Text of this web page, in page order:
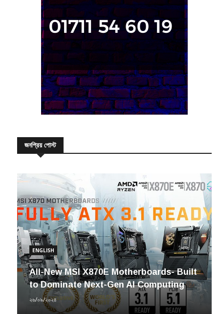
জনপ্রিয় পোস্ট
ENGLISH
All-New MSI X870E Motherboards- Built
to Dominate Next-Gen AI Computing
২৬/০৯/২০২৪